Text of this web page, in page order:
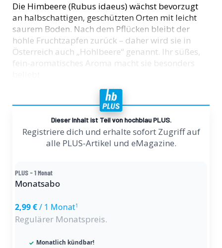
Die Himbeere (Rubus idaeus) wächst bevorzugt
an halbschattigen, geschützten Orten mit leicht
saurem Boden. Nach dem Pflücken bleibt der
hohle Fruchtzapfen zurück – daher wird sie in
Österreich auch „Hohlbeere“ genannt. Ihr süßes,
fein-aromatisches Aroma macht sie besonders
Dieser Inhalt ist Teil von hochblau PLUS.
Registriere dich und erhalte sofort Zugriff auf
alle PLUS-Artikel und eMagazine.
PLUS - 1 Monat
Monatsabo
2,99 €/ 1 Monat1
Regulärer Monatspreis.
Monatlich kündbar!